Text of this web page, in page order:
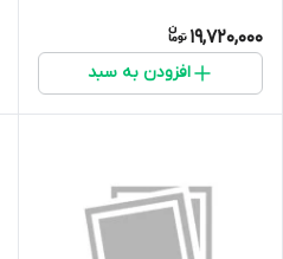
19,720,000
افزودن به سبد